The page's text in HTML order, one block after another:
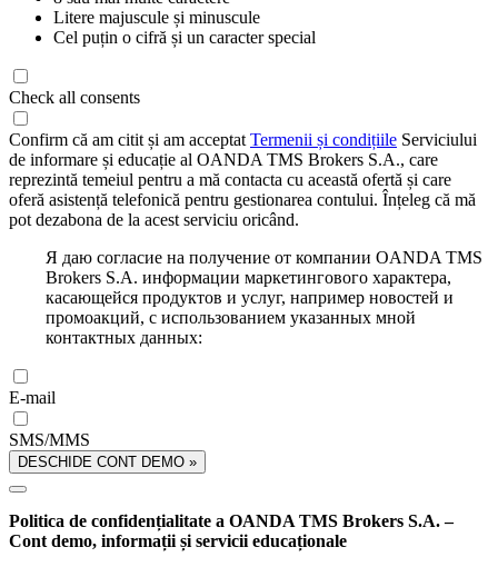
Litere majuscule și minuscule
Cel puțin o cifră și un caracter special
Check all consents
Confirm că am citit și am acceptat Termenii și condițiile Serviciului
de informare și educație al OANDA TMS Brokers S.A., care
reprezintă temeiul pentru a mă contacta cu această ofertă și care
oferă asistență telefonică pentru gestionarea contului. Înțeleg că mă
pot dezabona de la acest serviciu oricând.
Я даю согласие на получение от компании OANDA TMS
Brokers S.A. информации маркетингового характера,
касающейся продуктов и услуг, например новостей и
промоакций, с использованием указанных мной
контактных данных:
E-mail
SMS/MMS
DESCHIDE CONT DEMO »
Politica de confidențialitate a OANDA TMS Brokers S.A. –
Cont demo, informații și servicii educaționale